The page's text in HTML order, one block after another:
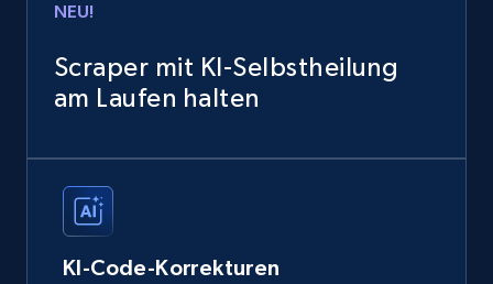
NEU!
Scraper mit KI-Selbstheilung
am Laufen halten
KI-Code-Korrekturen